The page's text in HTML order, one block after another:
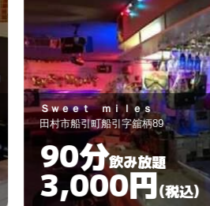
ｃｈａｏ
いわき市小名浜
60分